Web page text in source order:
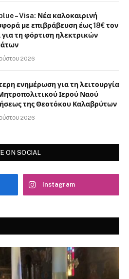
– Visa: Νέα καλοκαιρινή
με επιβράβευση έως 18€ τον
για τη φόρτιση ηλεκτρικών
2026
ενημέρωση για τη λειτουργία
Ιερού Ναού
της Θεοτόκου Καλαβρύτων
2026
ON SOCIAL
Instagram